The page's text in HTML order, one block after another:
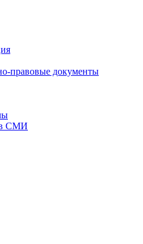
правовые документы
СМИ